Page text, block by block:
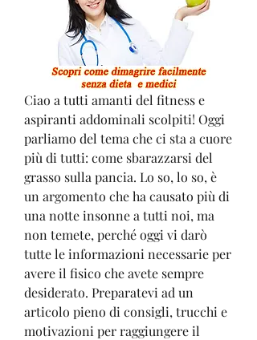
Ciao a tutti amanti del fitness e
aspiranti addominali scolpiti! Oggi
parliamo del tema che ci sta a cuore
più di tutti: come sbarazzarsi del
grasso sulla pancia. Lo so, lo so, è
un argomento che ha causato più di
una notte insonne a tutti noi, ma
non temete, perché oggi vi darò
tutte le informazioni necessarie per
avere il fisico che avete sempre
desiderato. Preparatevi ad un
articolo pieno di consigli, trucchi e
motivazioni per raggiungere il